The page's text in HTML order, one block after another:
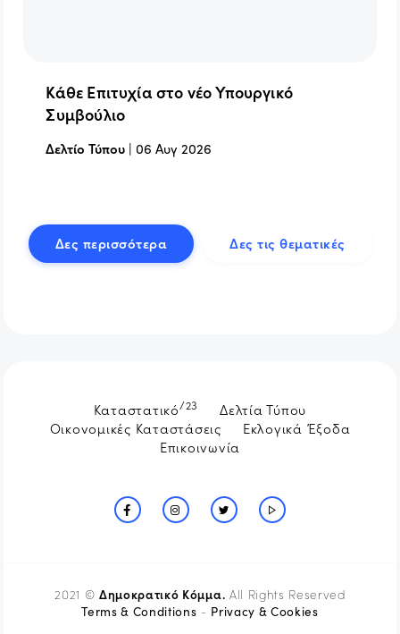
Κάθε Επιτυχία στο νέο Υπουργικό
Συμβούλιο
Δελτίο Τύπου |06 Αυγ 2026
Δες περισσότερα Δες τις θεματικές
Καταστατικό/23
Δελτία Τύπου
Οικονομικές Καταστάσεις
Εκλογικά Έξοδα
Επικοινωνία
2021 ©Δημοκρατικό Κόμμα. All Rights Reserved
Terms & Conditions - Privacy & Cookies